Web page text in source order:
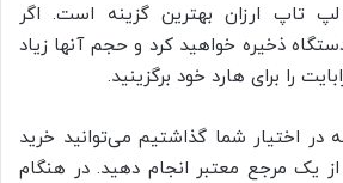
تاپ ارزان بهترین گزینه است. اگر
ذخیره خواهید کرد و حجم آنها زیاد
را برای هارد خود برگزینید.
در اختیار شما گذاشتیم می‌توانید خرید
از یک مرجع معتبر انجام دهید. در هنگام